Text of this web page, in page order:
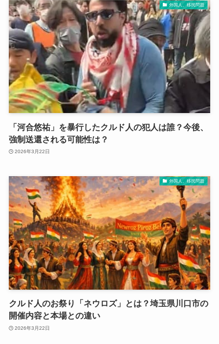
外国人、移民問題
「河合悠祐」を暴行したクルド人の犯人は誰？今後、
強制送還される可能性は？
2026年3月22日
外国人、移民問題
クルド人のお祭り「ネウロズ」とは？埼玉県川口市の
開催内容と本場との違い
2026年3月22日